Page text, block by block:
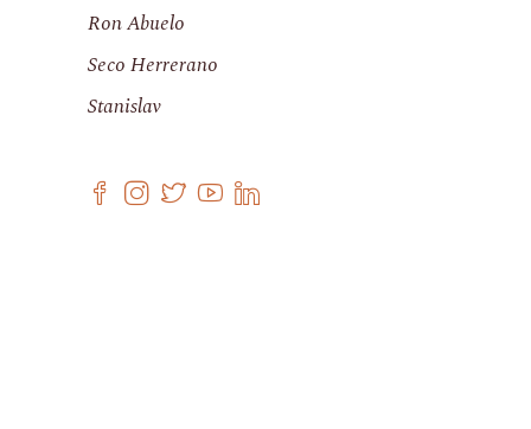
Ron Abuelo
Seco Herrerano
Stanislav